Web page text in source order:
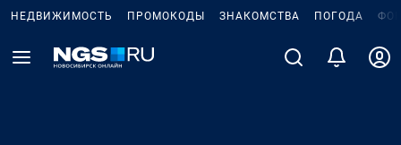
НЕДВИЖИМОСТЬ ПРОМОКОДЫ ЗНАКОМСТВА ПОГОДА